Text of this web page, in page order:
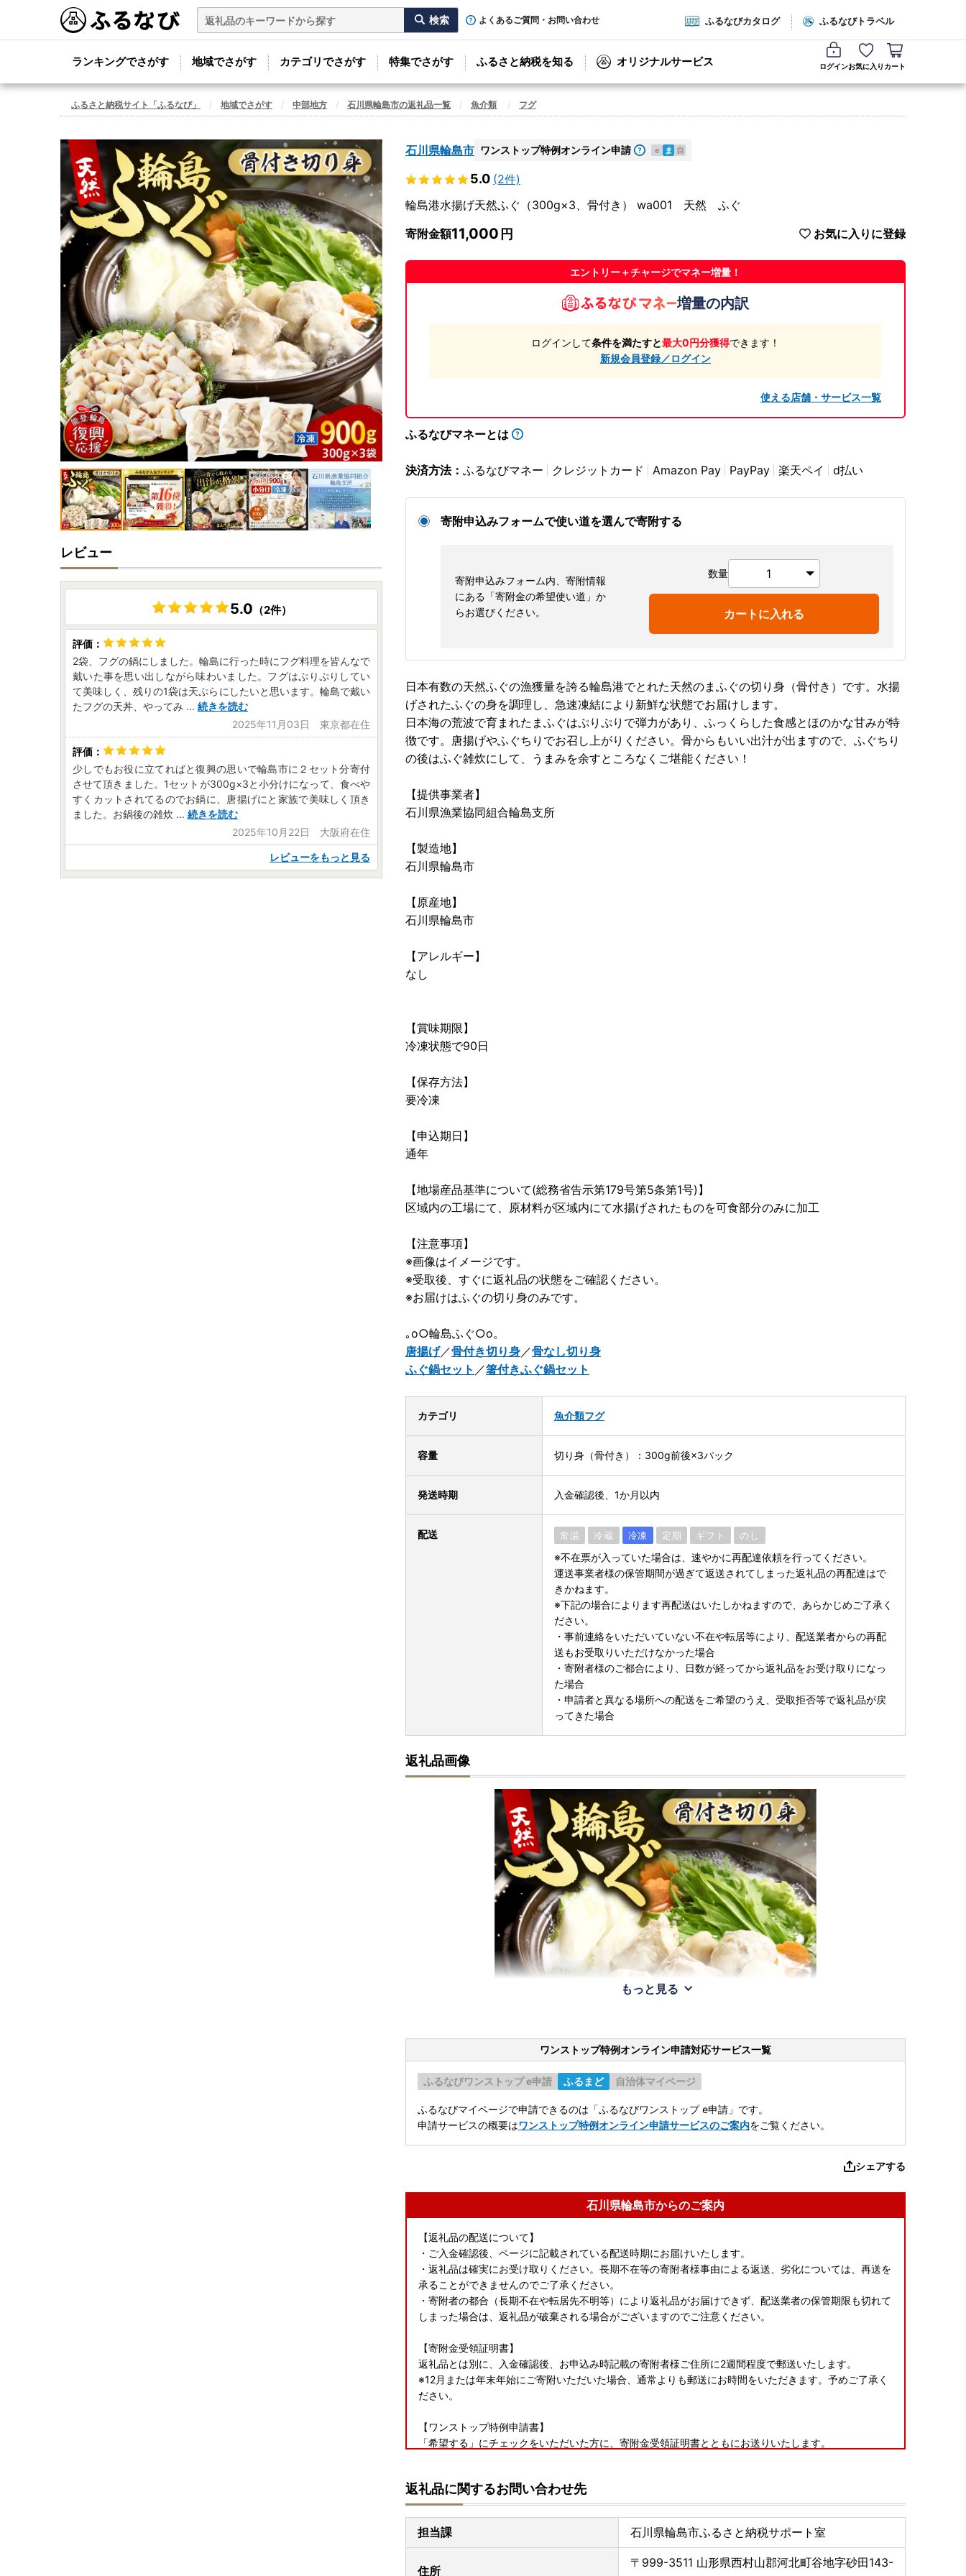
よくあるご質問・お問い合わせ ふるなびカタログ ふるなびトラベル
ランキングでさがす 地域でさがす カテゴリでさがす 特集でさがす ふるさと納税を知る オリジナルサービス ログインお気に入り カート
ふるさと納税サイト「ふるなび」 地域でさがす 中部地方 石川県輪島市の返礼品一覧 魚介類 フグ
石川県輪島市 ワンストップ特例オンライン申請 e ま 自
5.0 (2件)
輪島港水揚げ天然ふぐ（300g×3、骨付き） wa001 天然 ふぐ
寄附金額11,000 お気に入りに登録
エントリー＋チャージでマネー増量！
増量の内訳
ログインして条件を満たすと最大0円分獲得できます！
新規会員登録／ログイン
使える店舗・サービス一覧
ふるなびマネーとは
決済方法： ふるなびマネー クレジットカード Amazon Pay PayPay 楽天ペイ d払い
寄附申込みフォームで使い道を選んで寄附する
寄附申込みフォーム内、寄附情報
にある「寄附金の希望使い道」か
らお選びください。
数量
カートに入れる
日本有数の天然ふぐの漁獲量を誇る輪島港でとれた天然のまふぐの切り身（骨付き）です。水揚
げされたふぐの身を調理し、急速凍結により新鮮な状態でお届けします。
日本海の荒波で育まれたまふぐはぷりぷりで弾力があり、ふっくらした食感とほのかな甘みが特
徴です。唐揚げやふぐちりでお召し上がりください。骨からもいい出汁が出ますので、ふぐちり
の後はふぐ雑炊にして、うまみを余すところなくご堪能ください！
【提供事業者】
石川県漁業協同組合輪島支所
【製造地】
石川県輪島市
【原産地】
石川県輪島市
【アレルギー】
なし
【賞味期限】
冷凍状態で90日
【保存方法】
要冷凍
【申込期日】
通年
【地場産品基準について(総務省告示第179号第5条第1号)】
区域内の工場にて、原材料が区域内にて水揚げされたものを可食部分のみに加工
【注意事項】
※画像はイメージです。
※受取後、すぐに返礼品の状態をご確認ください。
※お届けはふぐの切り身のみです。
｡o○輪島ふぐ○o。
唐揚げ／骨付き切り身／骨なし切り身
ふぐ鍋セット ／箸付きふぐ鍋セット
カテゴリ 魚介類フグ
容量 切り身（骨付き）：300g前後×3パック
発送時期 入金確認後、1か月以内
配送 常温 冷蔵 冷凍 定期 ギフト のし
※不在票が入っていた場合は、速やかに再配達依頼を行ってください。
運送事業者様の保管期間が過ぎて返送されてしまった返礼品の再配達はで
きかねます。
※下記の場合によります再配送はいたしかねますので、あらかじめご了承く
ださい。
・事前連絡をいただいていない不在や転居等により、配送業者からの再配
送もお受取りいただけなかった場合
・寄附者様のご都合により、日数が経ってから返礼品をお受け取りになっ
た場合
・申請者と異なる場所への配送をご希望のうえ、受取拒否等で返礼品が戻
ってきた場合
返礼品画像
もっと見る
ワンストップ特例オンライン申請対応サービス一覧
ふるなびワンストップ e申請 ふるまど 自治体マイページ
ふるなびマイページで申請できるのは「ふるなびワンストップ e申請」です。
申請サービスの概要はワンストップ特例オンライン申請サービスのご案内をご覧ください。
シェアする
石川県輪島市からのご案内
【返礼品の配送について】
・ご入金確認後、ページに記載されている配送時期にお届けいたします。
・返礼品は確実にお受け取りください。長期不在等の寄附者様事由による返送、劣化については、再送を
承ることができませんのでご了承ください。
・寄附者の都合（長期不在や転居先不明等）により返礼品がお届けできず、配送業者の保管期限も切れて
しまった場合は、返礼品が破棄される場合がございますのでご注意ください。
【寄附金受領証明書】
返礼品とは別に、入金確認後、お申込み時記載の寄附者様ご住所に2週間程度で郵送いたします。
※12月または年末年始にご寄附いただいた場合、通常よりも郵送にお時間をいただきます。予めご了承く
ださい。
【ワンストップ特例申請書】
「希望する」にチェックをいただいた方に、寄附金受領証明書とともにお送りいたします。
※お礼の品は協力事業者から直接発送いたします。発送のために、協力事業者にも氏名・住所・電話番号
の情報を提供しておりますので、予めご了承ください。
※ふるさと納税をされた方が受け取られた返礼品については、一時所得として課税対象となる場合がござ
います。
＝＝＝＝＝＝＝＝＝＝＝＝＝＝＝＝＝＝＝＝＝＝＝＝
返礼品に関するお問い合わせ先
担当課 石川県輪島市ふるさと納税サポート室
住所
〒999-3511 山形県西村山郡河北町谷地字砂田143-
レビュー
5.0 （2件）
2袋、フグの鍋にしました。輪島に行った時にフグ料理を皆んなで
戴いた事を思い出しながら味わいました。フグはぷりぷりしてい
て美味しく、残りの1袋は天ぷらにしたいと思います。輪島で戴い
たフグの天丼、やってみ ... 続きを読む
2025年11月03日 東京都在住
少しでもお役に立てればと復興の思いで輪島市に２セット分寄付
させて頂きました。1セットが300g×3と小分けになって、食べや
すくカットされてるのでお鍋に、唐揚げにと家族で美味しく頂き
ました。お鍋後の雑炊 ... 続きを読む
2025年10月22日 大阪府在住
レビューをもっと見る